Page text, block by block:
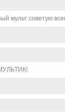
мульт советую